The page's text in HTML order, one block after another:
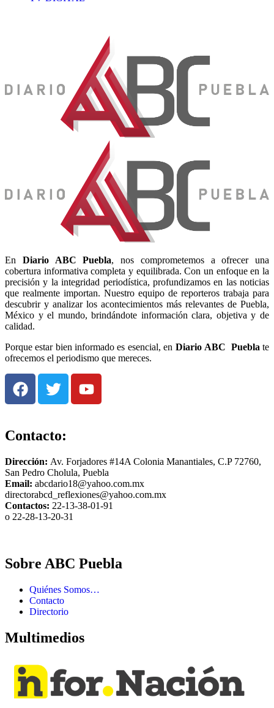
En Diario ABC Puebla, nos comprometemos a ofrecer una
cobertura informativa completa y equilibrada. Con un enfoque en la
precisión y la integridad periodística, profundizamos en las noticias
que realmente importan. Nuestro equipo de reporteros trabaja para
descubrir y analizar los acontecimientos más relevantes de Puebla,
México y el mundo, brindándote información clara, objetiva y de
calidad.
Porque estar bien informado es esencial, en Diario ABC Pueblate
ofrecemos el periodismo que mereces.
Contacto:
Dirección: Av. Forjadores #14A Colonia Manantiales, C.P 72760,
San Pedro Cholula, Puebla
Email: abcdario18@yahoo.com.mx
directorabcd_reflexiones@yahoo.com.mx
Contactos: 22-13-38-01-91
o 22-28-13-20-31
Sobre ABC Puebla
Quiénes Somos…
Contacto
Directorio
Multimedios